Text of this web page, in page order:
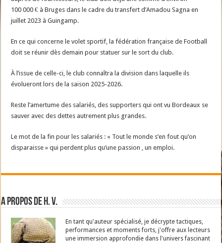
100 000 € à Bruges dans le cadre du transfert d’Amadou Sagna en
juillet 2023 à Guingamp.
En ce qui concerne le volet sportif, la fédération française de Football
doit se réunir dès demain pour statuer sur le sort du club.
À l’issue de celle-ci, le club connaîtra la division dans laquelle ils
évolueront lors de la saison 2025-2026.
Reste l’amertume des salariés, des supporters qui ont vu Bordeaux se
sauver avec des dettes autrement plus grandes.
Le mot de la fin pour les salariés : « Tout le monde s’en fout qu’on
disparaisse » qui perdent plus qu’une passion , un emploi.
A propos de H. V.
En tant qu'auteur spécialisé, je décrypte tactiques,
performances et moments forts, j'offre aux lecteurs
une immersion approfondie dans l'univers fascinant